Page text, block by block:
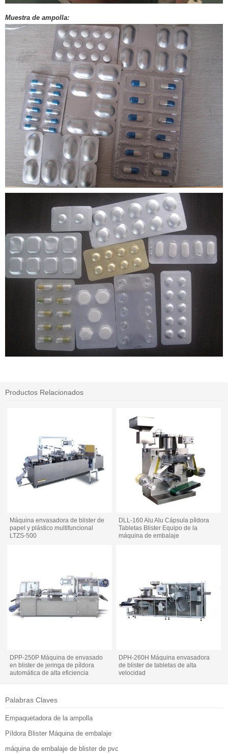
Muestra de ampolla:
Productos Relacionados
Máquina envasadora de blister de
papel y plástico multifuncional
LTZS-500
DLL-160 Alu Alu Cápsula píldora
Tabletas Blister Equipo de la
máquina de embalaje
DPP-250P Máquina de envasado
en blister de jeringa de píldora
automática de alta eficiencia
DPH-260H Máquina envasadora
de blister de tabletas de alta
velocidad
Palabras Claves
Empaquetadora de la ampolla
Píldora Blister Máquina de embalaje
máquina de embalaje de blister de pvc